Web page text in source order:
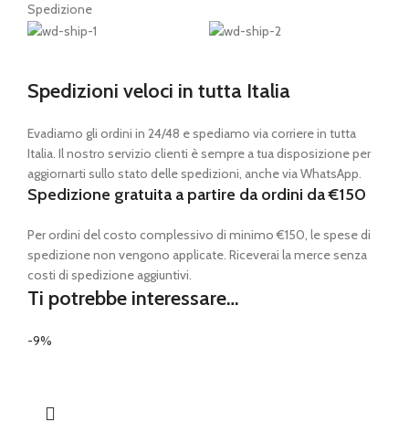
Spedizione
Spedizioni veloci in tutta Italia
Evadiamo gli ordini in 24/48 e spediamo via corriere in tutta
Italia. Il nostro servizio clienti è sempre a tua disposizione per
aggiornarti sullo stato delle spedizioni, anche via WhatsApp.
Spedizione gratuita a partire da ordini da €150
Per ordini del costo complessivo di minimo €150, le spese di
spedizione non vengono applicate. Riceverai la merce senza
costi di spedizione aggiuntivi.
Ti potrebbe interessare…
-9%